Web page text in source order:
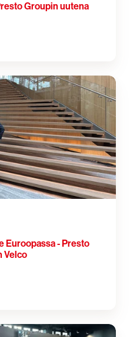
Groupin uutena
Euroopassa - Presto
Velco